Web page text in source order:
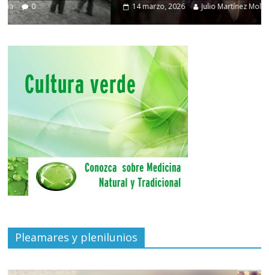
14 marzo, 2026 Julio Martínez Molina 0
Pleamares y plenilunios